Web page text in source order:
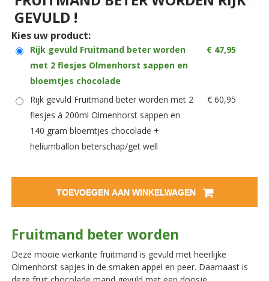
GEVULD !
Kies uw product:
Rijk gevuld Fruitmand beter worden
met 2 flesjes Olmenhorst sappen en
bloemtjes chocolade
€ 47,95
Rijk gevuld Fruitmand beter worden met 2
flesjes á 200ml Olmenhorst sappen en
140 gram bloemtjes chocolade +
heliumballon beterschap/get well
€ 60,95
TOEVOEGEN AAN WINKELWAGEN
Fruitmand beter worden
Deze mooie vierkante fruitmand is gevuld met heerlijke
Olmenhorst sapjes in de smaken appel en peer. Daarnaast is